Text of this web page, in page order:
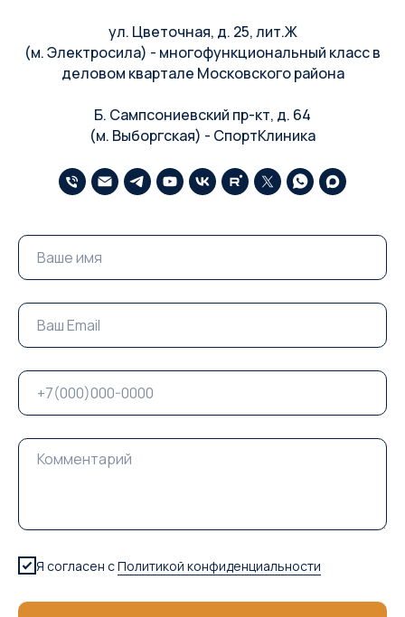
ул. Цветочная, д. 25, лит.Ж
(м. Электросила) - многофункциональный класс в
деловом квартале Московского района
Б. Сампсониевский пр-кт, д. 64
(м. Выборгская) - СпортКлиника
Я согласен сПолитикой конфиденциальности